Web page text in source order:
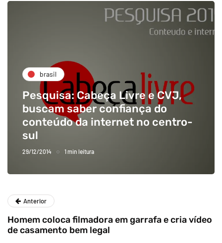
brasil
Pesquisa: Cabeça Livre e CVJ,
buscam saber confiança do
conteúdo da internet no centro-
sul
29/12/2014 1 min leitura
Anterior
Homem coloca filmadora em garrafa e cria vídeo
de casamento bem legal